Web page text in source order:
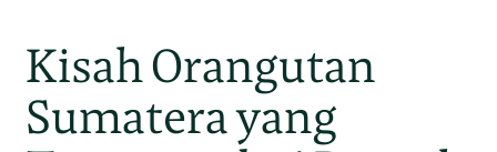
Kisah Orangutan
Sumatera yang